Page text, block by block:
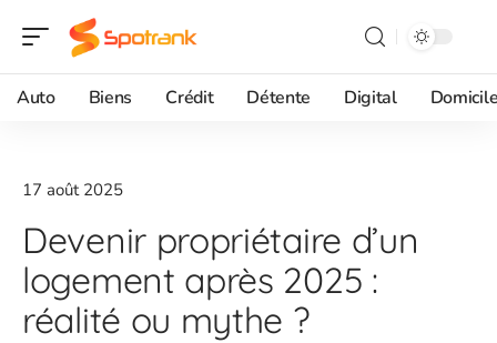
Auto Biens Crédit Détente Digital
17 août 2025
Devenir propriétaire d’un
logement après 2025 :
réalité ou mythe ?